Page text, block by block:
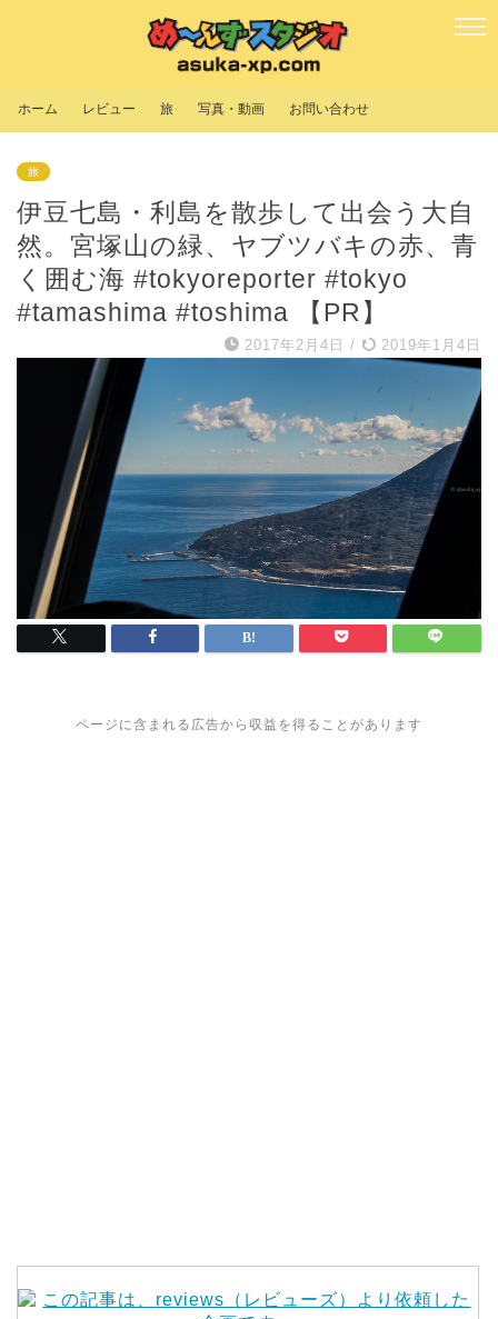
ホーム レビュー 旅 写真・動画 お問い合わせ
旅
伊豆七島・利島を散歩して出会う大自
然。宮塚山の緑、ヤブツバキの赤、青
く囲む海 #tokyoreporter #tokyo
#tamashima #toshima 【PR】
2017年2月4日 / 2019年1月4日
ページに含まれる広告から収益を得ることがあります